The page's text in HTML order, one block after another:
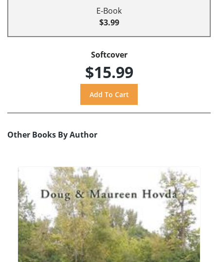
E-Book
$3.99
Softcover
$15.99
Other Books By Author